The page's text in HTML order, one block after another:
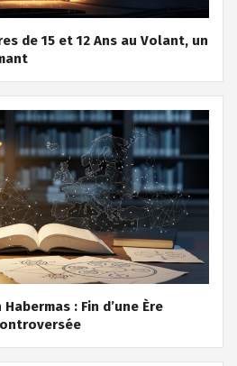
de 15 et 12 Ans au Volant, un
: Fin d’une Ère